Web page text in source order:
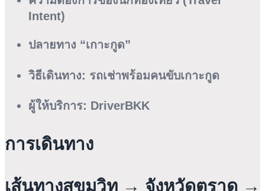
Intent)
ปลายทาง “เกาะกูด”
วิธีเดินทาง: รถเช่าพร้อมคนขับเกาะกูด
ผู้ให้บริการ: DriverBKK
การเดินทาง
เส้นทางสุขุมวิท → จังหวัดตราด →